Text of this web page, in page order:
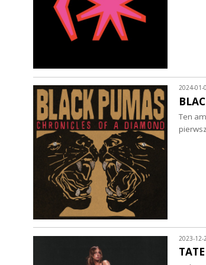
2024-01-
Ten
2023-12-